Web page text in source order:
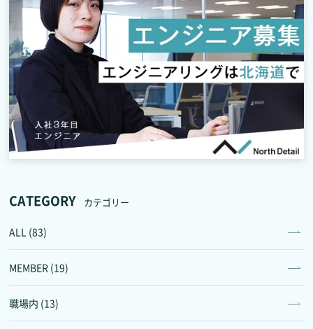
CATEGORY カテゴリー
ALL (83)
MEMBER (19)
職場内 (13)